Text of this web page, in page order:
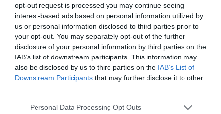
opt-out request is processed you may continue seeing
interest-based ads based on personal information utilized by
us or personal information disclosed to third parties prior to
your opt-out. You may separately opt-out of the further
disclosure of your personal information by third parties on the
IAB’s list of downstream participants. This information may
also be disclosed by us to third parties on the IAB’s List of
Downstream Participants that may further disclose it to other
Personal Data Processing Opt Outs
scurt timp, o
legislație pentru
alegerea primarilor în
două tururi”